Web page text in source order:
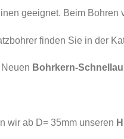
geeignet. Beim
finden Sie in der
Bohrkern-
wir ab D= 35mm unseren